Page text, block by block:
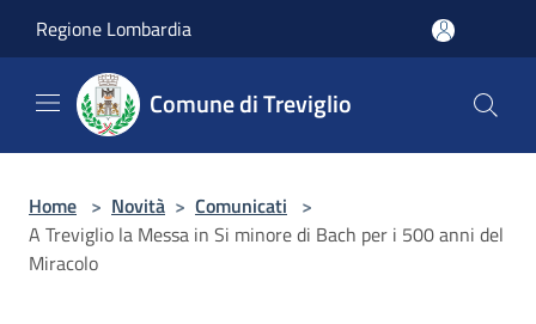
Regione Lombardia
Comune di Treviglio
Home > Novità > Comunicati >
A Treviglio la Messa in Si minore di Bach per i 500 anni del
Miracolo